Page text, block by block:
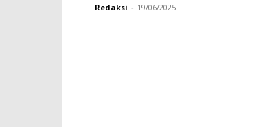
Redaksi - 19/06/2025